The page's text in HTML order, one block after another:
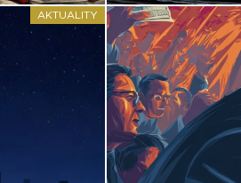
AKTUALITY